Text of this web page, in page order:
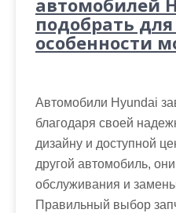
автомобилей
подобрать
особенности
Автомобили Hyundai
благодаря своей
дизайну и доступной
другой автомобиль,
обслуживания и
Правильный выбор